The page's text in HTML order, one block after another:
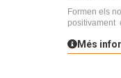
Formen els
positivament
Més